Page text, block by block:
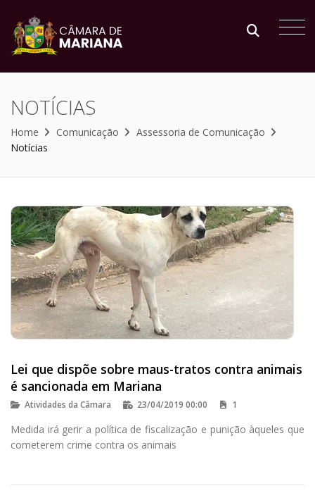
NOTÍCIAS
Home Comunicação
Assessoria de Comunicação
Notícias
Lei que dispõe sobre maus-tratos contra animais
é sancionada em Mariana
Atividades da Câmara 23/04/2019 00:00 1
Medida irá gerir a política de fiscalização e punição àqueles que
cometerem crime contra os animais